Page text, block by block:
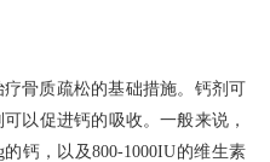
疗骨质疏松的基础措施。钙剂可
可以促进钙的吸收。一般来说，
的钙，以及800-1000IU的维生素